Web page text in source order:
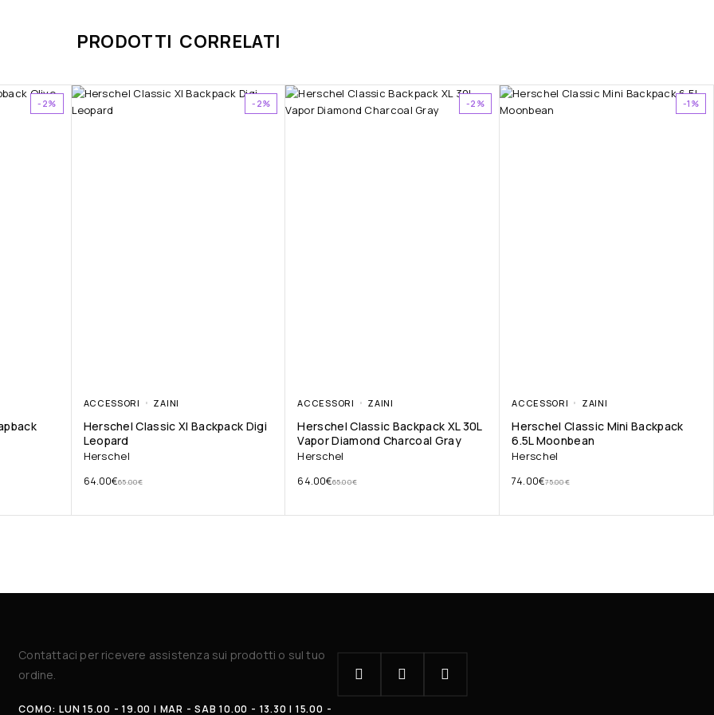
PRODOTTI CORRELATI
-2% -2%
ACCESSORI ZAINI
Herschel Classic Xl Backpack Digi
Leopard
Herschel
65.00€
64.00€
-2%
ACCESSORI ZAINI
Herschel Classic Backpack XL 30L
Vapor Diamond Charcoal Gray
Herschel
65.00€
64.00€
-1%
ACCESSORI ZAINI
Herschel Classic Mini Backpack
6.5L Moonbean
Herschel
75.00€
74.00€
Contattaci per ricevere assistenza sui prodotti o sul tuo
ordine.
COMO: LUN 15.00 - 19.00 | MAR - SAB 10.00 - 13.30 | 15.00 -